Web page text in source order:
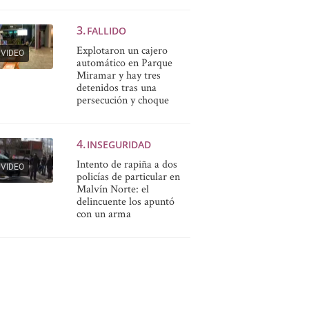
VIDEO
FALLIDO
Explotaron un cajero
automático en Parque
Miramar y hay tres
detenidos tras una
persecución y choque
VIDEO
INSEGURIDAD
Intento de rapiña a dos
policías de particular en
Malvín Norte: el
delincuente los apuntó
con un arma